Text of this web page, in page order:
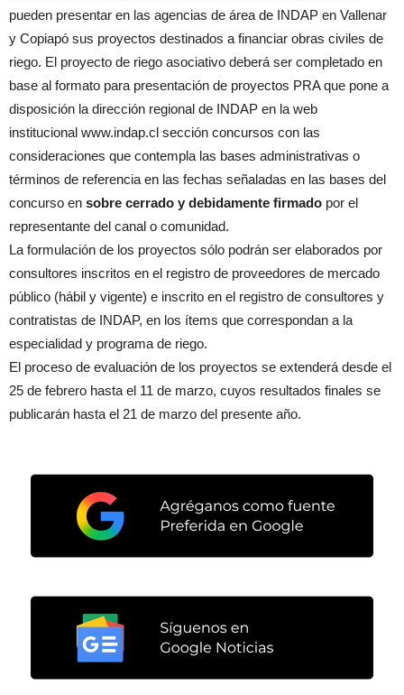
pueden presentar en las agencias de área de INDAP en Vallenar
y Copiapó sus proyectos destinados a financiar obras civiles de
riego. El proyecto de riego asociativo deberá ser completado en
base al formato para presentación de proyectos PRA que pone a
disposición la dirección regional de INDAP en la web
institucional www.indap.cl sección concursos con las
consideraciones que contempla las bases administrativas o
términos de referencia en las fechas señaladas en las bases del
concurso en sobre cerrado y debidamente firmado por el
representante del canal o comunidad.
La formulación de los proyectos sólo podrán ser elaborados por
consultores inscritos en el registro de proveedores de mercado
público (hábil y vigente) e inscrito en el registro de consultores y
contratistas de INDAP, en los ítems que correspondan a la
especialidad y programa de riego.
El proceso de evaluación de los proyectos se extenderá desde el
25 de febrero hasta el 11 de marzo, cuyos resultados finales se
publicarán hasta el 21 de marzo del presente año.